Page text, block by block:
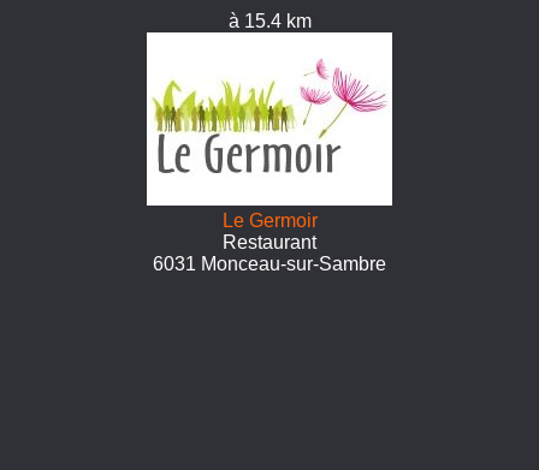
à 15.4 km
Le Germoir
Restaurant
6031 Monceau-sur-Sambre